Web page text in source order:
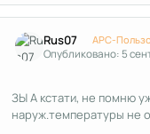
Rus07 APC-
Опубликовано:5
ЗЫ А кстати, не помню
наруж.температуры не